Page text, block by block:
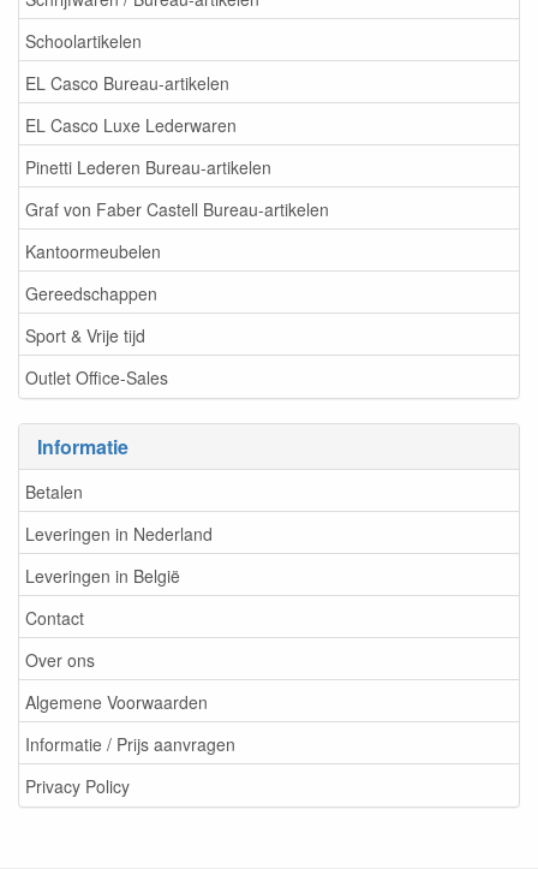
Schoolartikelen
EL Casco Bureau-artikelen
EL Casco Luxe Lederwaren
Pinetti Lederen Bureau-artikelen
Graf von Faber Castell Bureau-artikelen
Kantoormeubelen
Gereedschappen
Sport & Vrije tijd
Outlet Office-Sales
Informatie
Betalen
Leveringen in Nederland
Leveringen in België
Contact
Over ons
Algemene Voorwaarden
Informatie / Prijs aanvragen
Privacy Policy